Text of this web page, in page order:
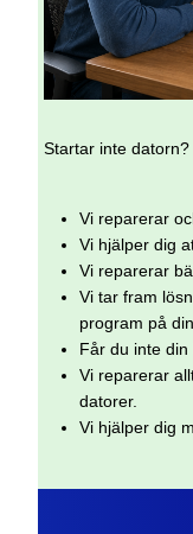
Startar inte
Vi reparerar
Vi hjälper dig
Vi reparerar
Vi tar fram
program på
Får du inte
Vi reparerar
datorer.
Vi hjälper dig